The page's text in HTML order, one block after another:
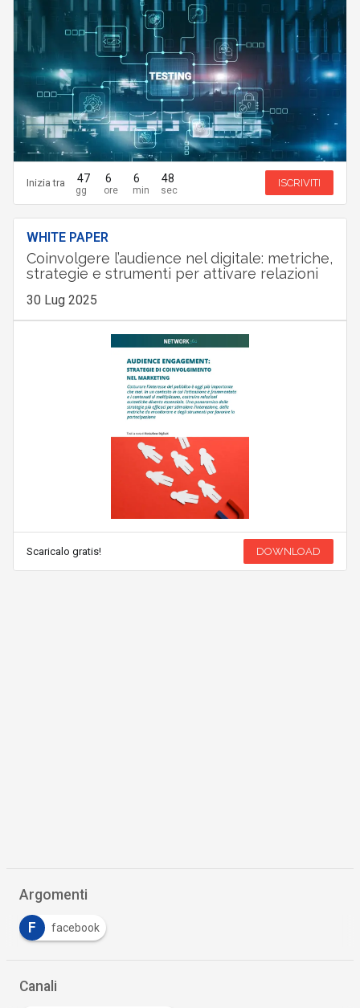
Inizia tra 47 6 6 47 ISCRIVITI
WHITE PAPER
Coinvolgere l’audience nel digitale: metriche,
strategie e strumenti per attivare relazioni
30 Lug 2025
Scaricalo gratis! DOWNLOAD
Argomenti
F facebook
Canali